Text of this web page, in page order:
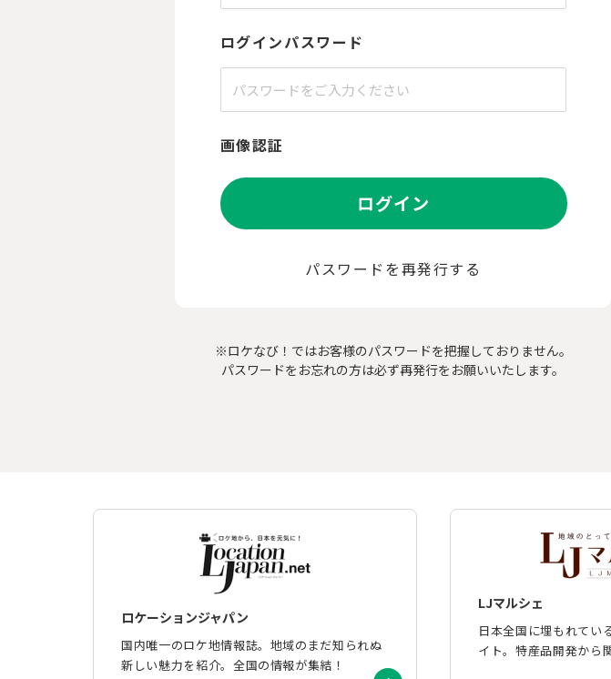
ログインパスワード
画像認証
ログイン
パスワードを再発行する
※ロケなび！ではお客様のパスワードを把握しておりません。
パスワードをお忘れの方は必ず再発行をお願いいたします。
ロケーションジャパン
国内唯一のロケ地情報誌。地域のまだ知られぬ
新しい魅力を紹介。全国の情報が集結！
LJマルシェ
日本全国に埋もれてい
イト。特産品開発から